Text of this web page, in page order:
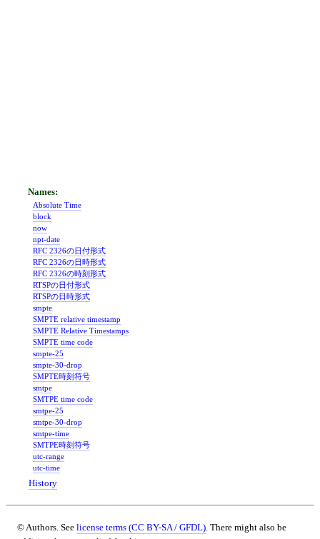
Absolute Time
block
now
npt-date
RFC 2326の日付形式
RFC 2326の日時形式
RFC 2326の時刻形式
RTSPの日付形式
RTSPの日時形式
smpte
SMPTE relative timestamp
SMPTE Relative Timestamps
SMPTE time code
smpte-25
smpte-30-drop
SMPTE時刻符号
smtpe
SMTPE time code
smtpe-25
smtpe-30-drop
smtpe-time
SMTPE時刻符号
utc-range
utc-time
History
© Authors. See license terms (CC BY-SA / GFDL). There might also be